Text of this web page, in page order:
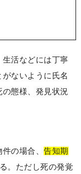
活などには丁寧
ないように氏名
態様、発見状況
の場合、 告知期
。ただし死の発覚